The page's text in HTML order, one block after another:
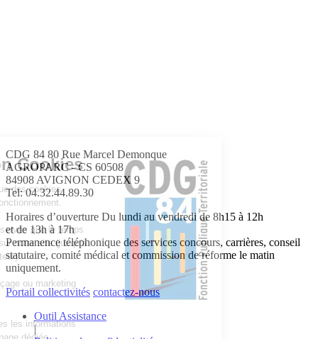
CDG 84 80 Rue Marcel Demonque
AGROPARC - CS 60508
84908 AVIGNON CEDEX 9
Tel: 04.32.44.89.30
Horaires d’ouverture Du lundi au vendredi de 8h15 à 12h
et de 13h à 17h
Permanence téléphonique des services concours, carrières, conseil
statutaire, comité médical et commission de réforme le matin
uniquement.
Portail collectivités contactez-nous
Outil Assistance
|
Information Cookies
Notre site n'utilise que des cookies
nécessaires à son fonctionnement.
Ceux-ci ne sont conservés que le temps
de votre navigation sur notre site (jusqu'à
fermeture du navigateur).
Aucun cookie de traçage ou marketing
n'est utilisé.
Vous trouverez toutes les informations
détaillées sur notre page dédiée.